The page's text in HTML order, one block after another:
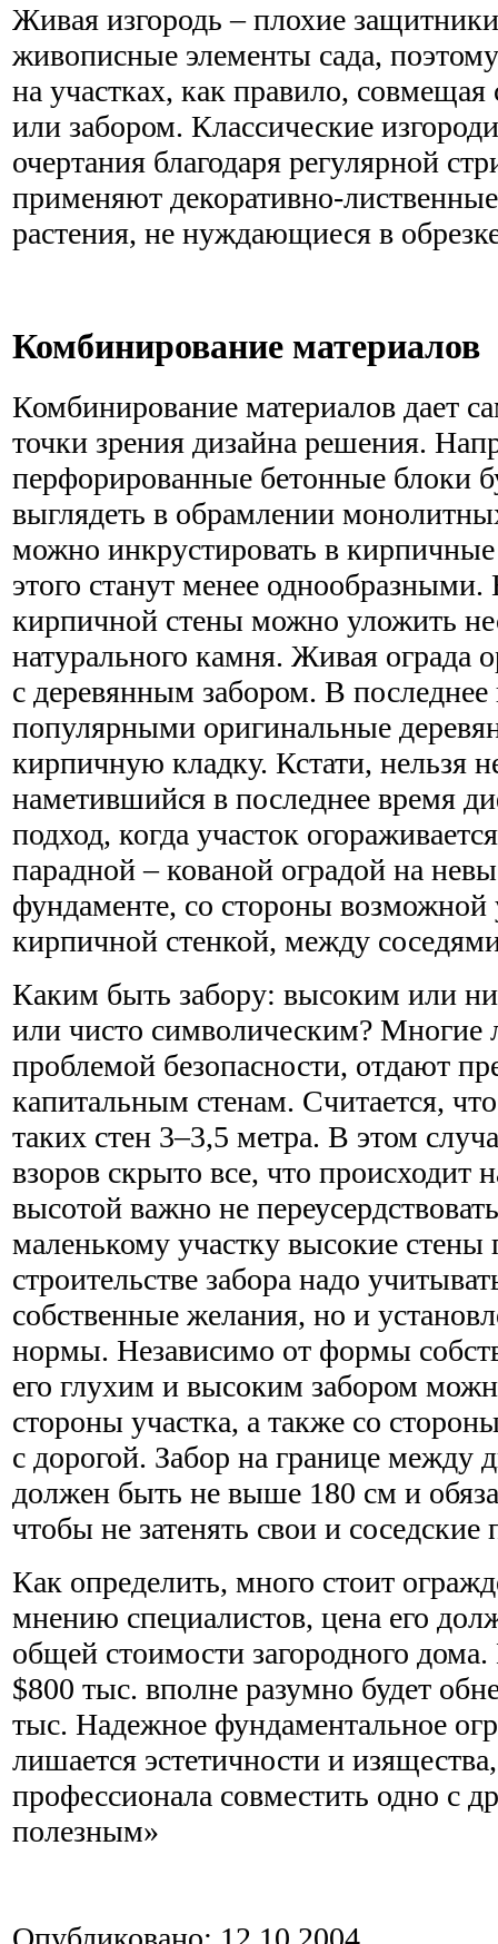
Живая изгородь – плохие
живописные элементы сада,
на участках, как правило, совмещая
или забором. Классические
очертания благодаря регулярной
применяют декоративно-
растения, не нуждающиеся в
Комбинирование материалов
Комбинирование материалов дает
точки зрения дизайна решения.
перфорированные бетонные блоки
выглядеть в обрамлении
можно инкрустировать в
этого станут менее
кирпичной стены можно уложить
натурального камня. Живая ограда
с деревянным забором. В последнее
популярными оригинальные
кирпичную кладку. Кстати, нельзя
наметившийся в последнее время
подход, когда участок
парадной – кованой оградой на
фундаменте, со стороны возможной
кирпичной стенкой, между
Каким быть забору: высоким или
или чисто символическим? Многие
проблемой безопасности, отдают
капитальным стенам. Считается,
таких стен 3–3,5 метра. В этом
взоров скрыто все, что происходит
высотой важно не
маленькому участку высокие
строительстве забора надо
собственные желания, но и
нормы. Независимо от формы
его глухим и высоким забором
стороны участка, а также со
с дорогой. Забор на границе между
должен быть не выше 180 см и
чтобы не затенять свои и соседские
Как определить, много стоит
мнению специалистов, цена его
общей стоимости загородного
$800 тыс. вполне разумно будет
тыс. Надежное фундаментальное
лишается эстетичности и
профессионала совместить одно с
полезным»